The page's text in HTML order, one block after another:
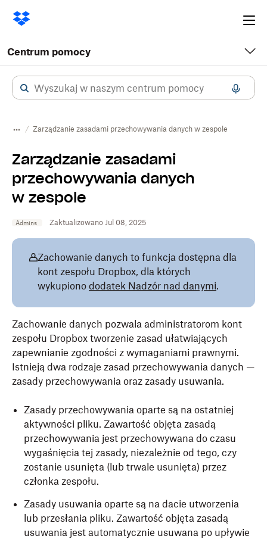
Centrum pomocy
Zarządzanie zasadami przechowywania danych w zespole
Zarządzanie zasadami
przechowywania danych
w zespole
Admins Zaktualizowano Jul 08, 2025
Zachowanie danych to funkcja dostępna dla
kont zespołu Dropbox, dla których
wykupiono dodatek Nadzór nad danymi.
Zachowanie danych pozwala administratorom kont
zespołu Dropbox tworzenie zasad ułatwiających
zapewnianie zgodności z wymaganiami prawnymi.
Istnieją dwa rodzaje zasad przechowywania danych —
zasady przechowywania oraz zasady usuwania.
Zasady przechowywania oparte są na ostatniej
aktywności pliku. Zawartość objęta zasadą
przechowywania jest przechowywana do czasu
wygaśnięcia tej zasady, niezależnie od tego, czy
zostanie usunięta (lub trwale usunięta) przez
członka zespołu.
Zasady usuwania oparte są na dacie utworzenia
lub przesłania pliku. Zawartość objęta zasadą
usuwania jest automatycznie usuwana po upływie